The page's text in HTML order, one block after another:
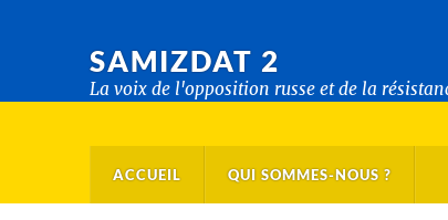
SAMIZDAT 2
La voix de l'opposition russe et de la
ACCUEIL QUI SOMMES-NOUS ?